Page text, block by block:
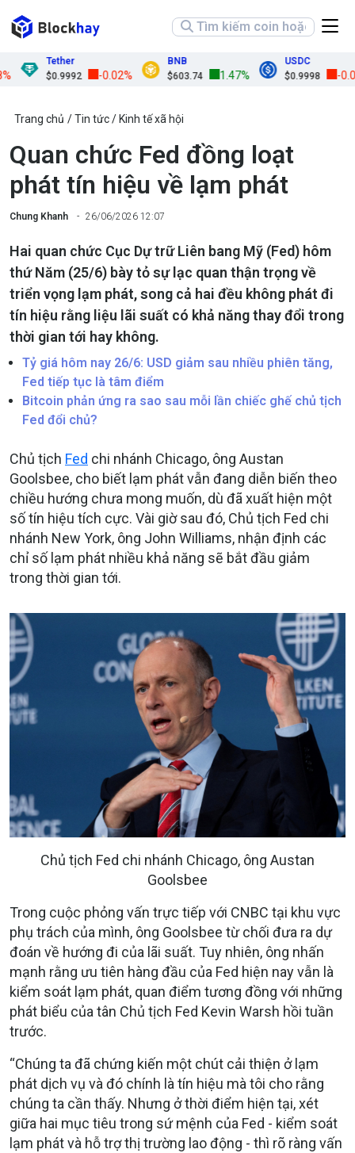
Tether
$0.9992
-0.02%
BNB
$603.74
1.47%
USDC
$0.9998
-0.01%
Trang chủ Tin tức Kinh tế xã hội
Quan chức Fed đồng loạt
phát tín hiệu về lạm phát
Chung Khanh 26/06/2026 12:07
Hai quan chức Cục Dự trữ Liên bang Mỹ (Fed) hôm
thứ Năm (25/6) bày tỏ sự lạc quan thận trọng về
triển vọng lạm phát, song cả hai đều không phát đi
tín hiệu rằng liệu lãi suất có khả năng thay đổi trong
thời gian tới hay không.
Tỷ giá hôm nay 26/6: USD giảm sau nhiều phiên tăng,
Fed tiếp tục là tâm điểm
Bitcoin phản ứng ra sao sau mỗi lần chiếc ghế chủ tịch
Fed đổi chủ?
Chủ tịch Fed chi nhánh Chicago, ông Austan
Goolsbee, cho biết lạm phát vẫn đang diễn biến theo
chiều hướng chưa mong muốn, dù đã xuất hiện một
số tín hiệu tích cực. Vài giờ sau đó, Chủ tịch Fed chi
nhánh New York, ông John Williams, nhận định các
chỉ số lạm phát nhiều khả năng sẽ bắt đầu giảm
trong thời gian tới.
Chủ tịch Fed chi nhánh Chicago, ông Austan
Goolsbee
Trong cuộc phỏng vấn trực tiếp với CNBC tại khu vực
phụ trách của mình, ông Goolsbee từ chối đưa ra dự
đoán về hướng đi của lãi suất. Tuy nhiên, ông nhấn
mạnh rằng ưu tiên hàng đầu của Fed hiện nay vẫn là
kiểm soát lạm phát, quan điểm tương đồng với những
phát biểu của tân Chủ tịch Fed Kevin Warsh hồi tuần
trước.
“Chúng ta đã chứng kiến một chút cải thiện ở lạm
phát dịch vụ và đó chính là tín hiệu mà tôi cho rằng
chúng ta cần thấy. Nhưng ở thời điểm hiện tại, xét
giữa hai mục tiêu trong sứ mệnh của Fed - kiểm soát
lạm phát và hỗ trợ thị trường lao động - thì rõ ràng vấn